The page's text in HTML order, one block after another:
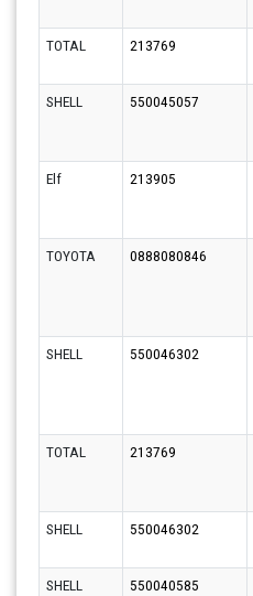
TOTAL 213769
SHELL
550045057
Elf 213905
TOYOTA 0888080846
SHELL 550046302
TOTAL 213769
SHELL 550046302
SHELL
550040585